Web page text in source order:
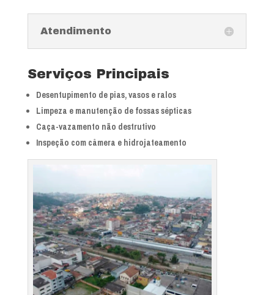
Atendimento
Serviços Principais
Desentupimento de pias, vasos e ralos
Limpeza e manutenção de fossas sépticas
Caça-vazamento não destrutivo
Inspeção com câmera e hidrojateamento